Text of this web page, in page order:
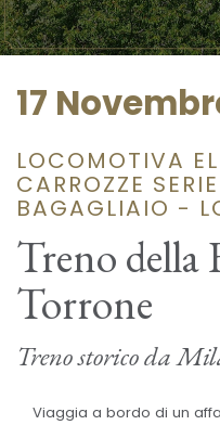
17
LOCOMOTIVA
CARROZZE
BAGAGLIAIO -
Treno della
Torrone
Treno storico da
Viaggia a bordo di un